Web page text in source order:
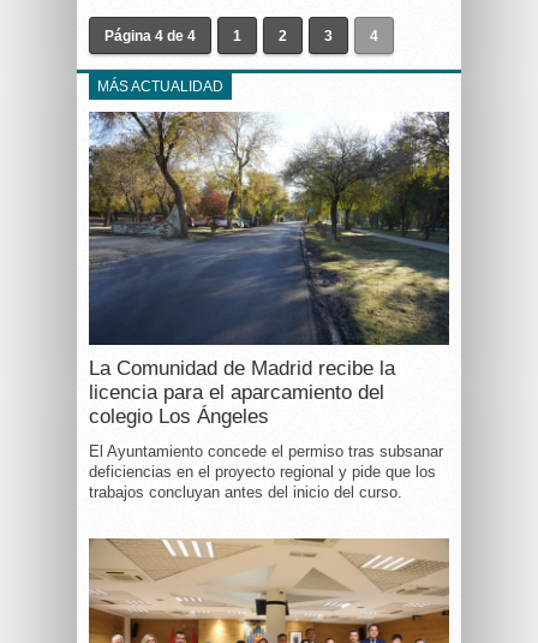
Página 4 de 4 1 2 3 4
MÁS ACTUALIDAD
La Comunidad de Madrid recibe la
licencia para el aparcamiento del
colegio Los Ángeles
El Ayuntamiento concede el permiso tras subsanar
deficiencias en el proyecto regional y pide que los
trabajos concluyan antes del inicio del curso.